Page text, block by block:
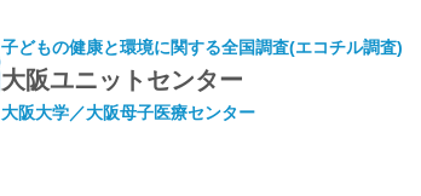
子どもの健康と環境に関する全国調査(エコチル調査)
大阪ユニットセンター
大阪大学／大阪母子医療センター